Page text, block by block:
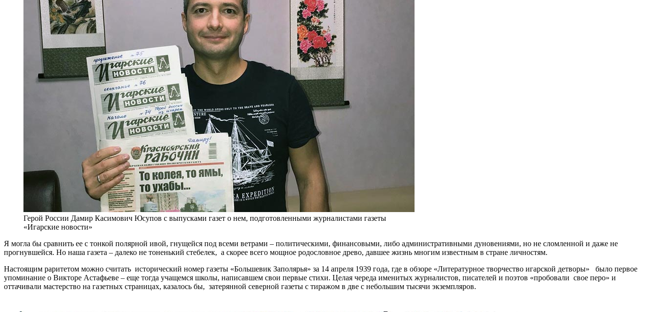
Герой России Дамир Касимович Юсупов с выпусками газет о нем, подготовленными журналистами газеты
«Игарские новости»
Я могла бы сравнить ее с тонкой полярной ивой, гнущейся под всеми ветрами – политическими, финансовыми, либо административными дуновениями, но не сломленной и даже не
прогнувшейся. Но наша газета – далеко не тоненький стебелек, а скорее всего мощное родословное древо, давшее жизнь многим известным в стране личностям.
Настоящим раритетом можно считать исторический номер газеты «Большевик Заполярья» за 14 апреля 1939 года, где в обзоре «Литературное творчество игарской детворы» было первое
упоминание о Викторе Астафьеве – еще тогда учащемся школы, написавшем свои первые стихи. Целая череда именитых журналистов, писателей и поэтов «пробовали свое перо» и
оттачивали мастерство на газетных страницах, казалось бы, затерянной северной газеты с тиражом в две с небольшим тысячи экземпляров.